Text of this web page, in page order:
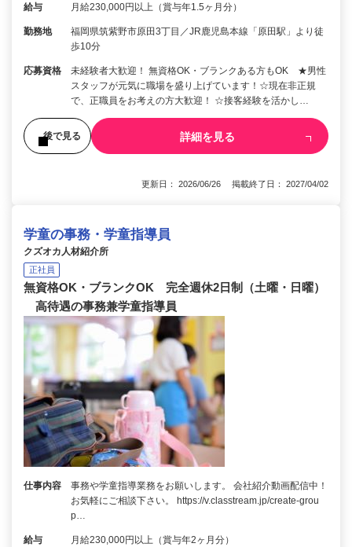
給与 月給230,000円以上（賞与年1.5ヶ月分）
勤務地
福岡県筑紫野市原田3丁目／JR鹿児島本線「原田駅」より徒
歩10分
応募資格
未経験者大歓迎！ 無資格OK・ブランクある方もOK ★男性
スタッフが元気に職場を盛り上げています！☆現在非正規
で、正職員をお考えの方大歓迎！ ☆接客経験を活かし…
後で見る 詳細を見る
更新日： 2026/06/26 掲載終了日： 2027/04/02
学童の事務・学童指導員
クズオカ人材紹介所
正社員
無資格OK・ブランクOK 完全週休2日制（土曜・日曜）
高待遇の事務兼学童指導員
仕事内容
事務や学童指導業務をお願いします。 会社紹介動画配信中！
お気軽にご相談下さい。 https://v.classtream.jp/create-grou
p…
給与 月給230,000円以上（賞与年2ヶ月分）